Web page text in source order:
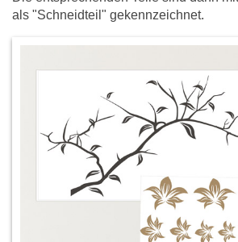
als "Schneidteil" gekennzeichnet.